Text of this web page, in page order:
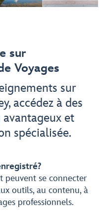
sur
Voyages
sur
accédez à des
et
spécialisée.
peuvent se connecter
outils, au contenu, à
professionnels.